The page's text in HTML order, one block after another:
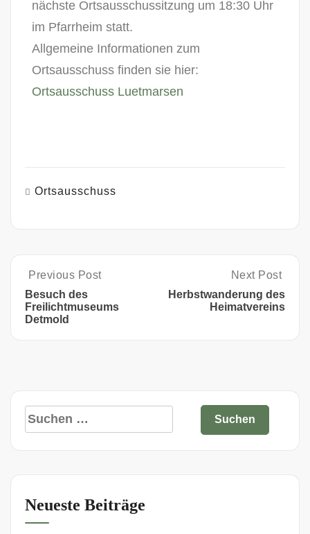
nächste Ortsausschussitzung um 18:30 Uhr
im Pfarrheim statt.
Allgemeine Informationen zum
Ortsausschuss finden sie hier:
Ortsausschuss Luetmarsen
Ortsausschuss
Previous Post
Besuch des
Freilichtmuseums
Detmold
Next Post
Herbstwanderung des
Heimatvereins
Neueste Beiträge